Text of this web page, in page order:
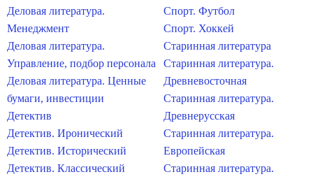
Деловая литература.
Менеджмент
Деловая литература.
Управление, подбор персонала
Деловая литература. Ценные
бумаги, инвестиции
Детектив
Детектив. Иронический
Детектив. Исторический
Детектив. Классический
Спорт. Футбол
Спорт. Хоккей
Старинная литература
Старинная литература.
Древневосточная
Старинная литература.
Древнерусская
Старинная литература.
Европейская
Старинная литература.